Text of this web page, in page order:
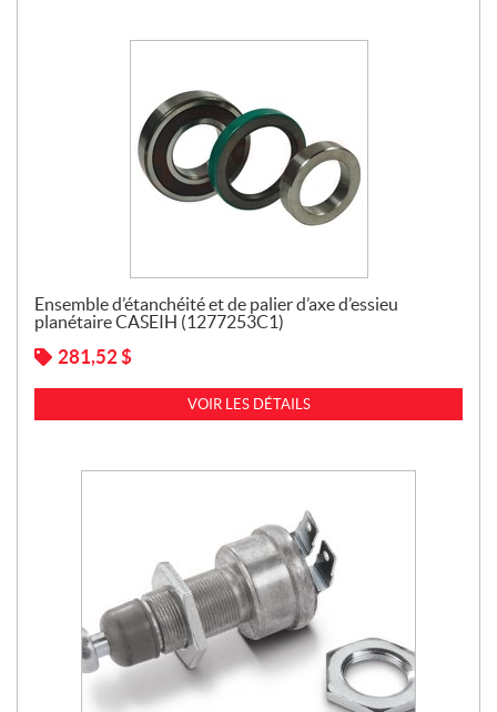
Ensemble d’étanchéité et de palier d’axe d’essieu
planétaire CASEIH (1277253C1)
281,52 $
VOIR LES DÉTAILS